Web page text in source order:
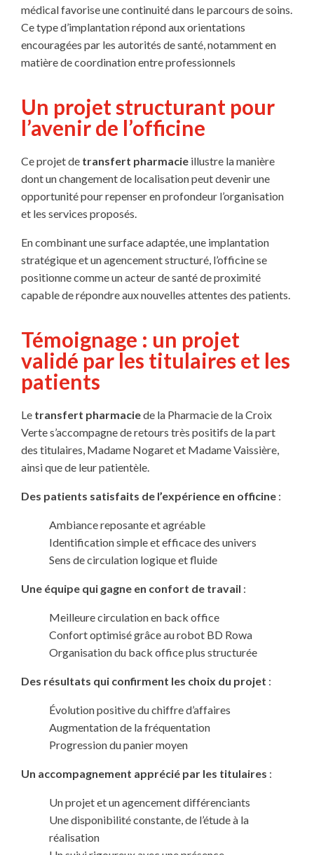
médical favorise une continuité dans le parcours de soins.
Ce type d’implantation répond aux orientations
encouragées par les autorités de santé, notamment en
matière de coordination entre professionnels
Un projet structurant pour
l’avenir de l’officine
Ce projet de transfert pharmacie illustre la manière
dont un changement de localisation peut devenir une
opportunité pour repenser en profondeur l’organisation
et les services proposés.
En combinant une surface adaptée, une implantation
stratégique et un agencement structuré, l’officine se
positionne comme un acteur de santé de proximité
capable de répondre aux nouvelles attentes des patients.
Témoignage : un projet
validé par les titulaires et les
patients
Le transfert pharmaciede la Pharmacie de la Croix
Verte s’accompagne de retours très positifs de la part
des titulaires, Madame Nogaret et Madame Vaissière,
ainsi que de leur patientèle.
Des patients satisfaits de l’expérience en officine :
Ambiance reposante et agréable
Identification simple et efficace des univers
Sens de circulation logique et fluide
Une équipe qui gagne en confort de travail :
Meilleure circulation en back office
Confort optimisé grâce au robot BD Rowa
Organisation du back office plus structurée
Des résultats qui confirment les choix du projet :
Évolution positive du chiffre d’affaires
Augmentation de la fréquentation
Progression du panier moyen
Un accompagnement apprécié par les titulaires :
Un projet et un agencement différenciants
Une disponibilité constante, de l’étude à la
réalisation